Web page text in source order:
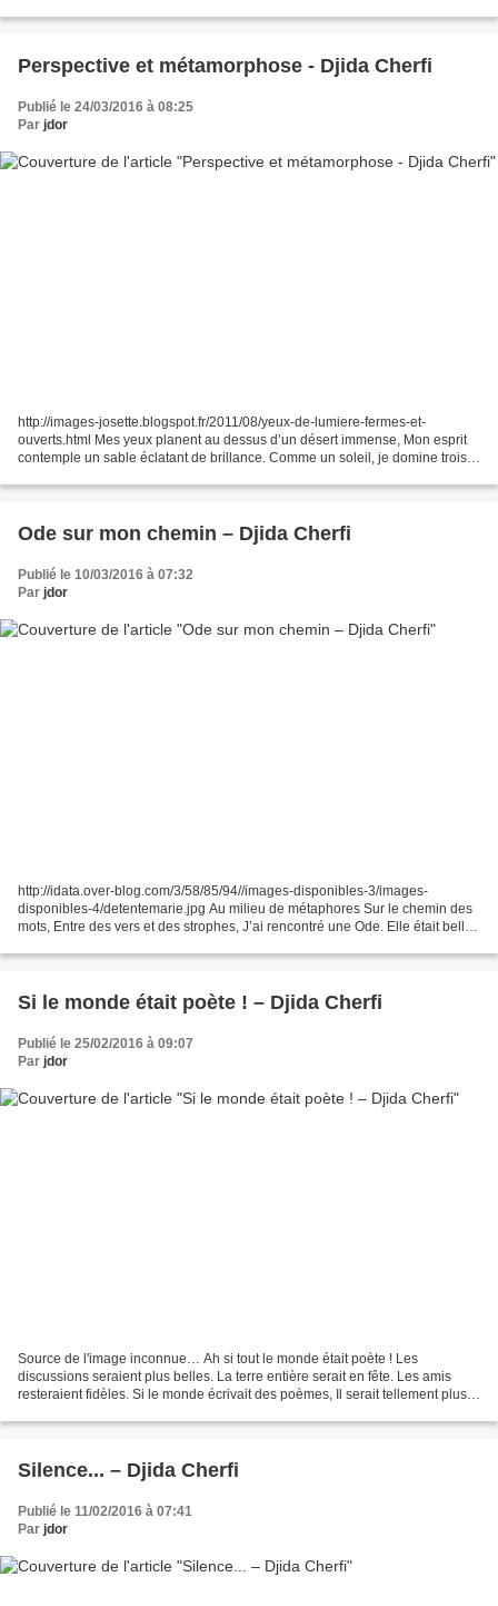
Perspective et métamorphose - Djida Cherfi
Publié le 24/03/2016 à 08:25
Par jdor
http://images-josette.blogspot.fr/2011/08/yeux-de-lumiere-fermes-et-
ouverts.html Mes yeux planent au dessus d’un désert immense, Mon esprit
contemple un sable éclatant de brillance. Comme un soleil, je domine trois
Ode sur mon chemin – Djida Cherfi
Publié le 10/03/2016 à 07:32
Par jdor
http://idata.over-blog.com/3/58/85/94//images-disponibles-3/images-
disponibles-4/detentemarie.jpg Au milieu de métaphores Sur le chemin des
mots, Entre des vers et des strophes, J’ai rencontré une Ode. Elle était belle
Si le monde était poète ! – Djida Cherfi
Publié le 25/02/2016 à 09:07
Par jdor
Source de l'image inconnue… Ah si tout le monde était poète ! Les
discussions seraient plus belles. La terre entière serait en fête. Les amis
resteraient fidèles. Si le monde écrivait des poèmes, Il serait tellement plus
Silence... – Djida Cherfi
Publié le 11/02/2016 à 07:41
Par jdor